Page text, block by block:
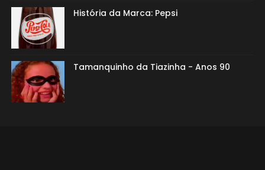
História da Marca: Pepsi
Tamanquinho da Tiazinha - Anos 90